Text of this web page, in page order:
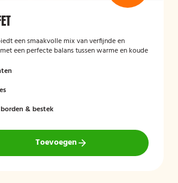
een smaakvolle mix van verfijnde en
een perfecte balans tussen warme en koude
iedereen
borden en bestek!.
& bestek
Toevoegen